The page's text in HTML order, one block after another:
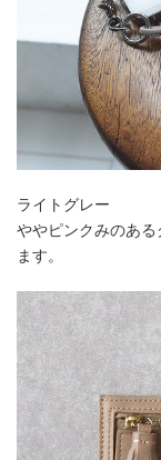
ライトグレー
ややピンクみのあ
ます。